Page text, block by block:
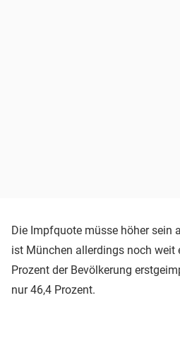
Die Impfquote müsse höher sein
ist München allerdings noch weit
Prozent der Bevölkerung
nur 46,4 Prozent.